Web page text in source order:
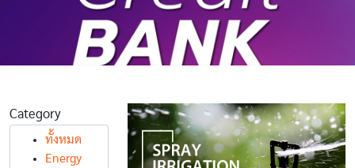
Category
ทั้งหมด
Energy